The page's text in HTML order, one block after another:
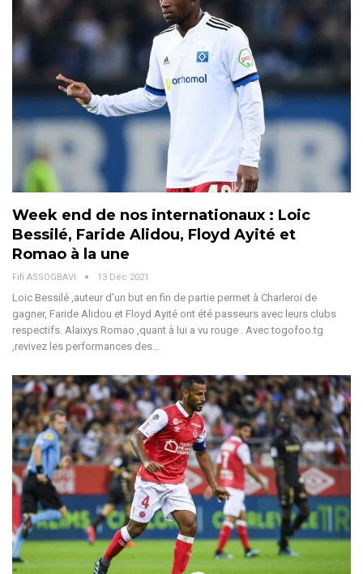
Week end de nos internationaux : Loic
Bessilé, Faride Alidou, Floyd Ayité et
Romao à la une
Fifi ASSOGBAVI 13 Déc 2021
Loic Bessilé ,auteur d’un but en fin de partie permet à Charleroi de
gagner, Faride Alidou et Floyd Ayité ont été passeurs avec leurs clubs
respectifs. Alaixys Romao ,quant à lui a vu rouge . Avec togofoo.tg
,revivez les performances des…